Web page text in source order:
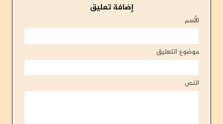
إضافة تعليق
الأسم
موضوع التعليق
النص